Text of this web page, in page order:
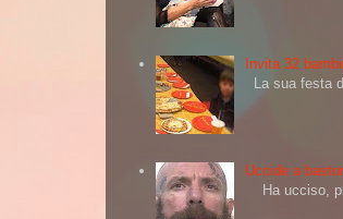
Invita 32
La sua festa
Uccide a
Ha ucciso,